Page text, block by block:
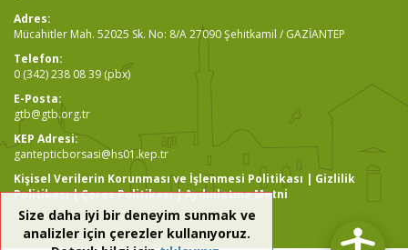
Adres:
Mücahitler Mah. 52025 Sk. No: 8/A 27090 Şehitkamil / GAZİANTEP
Telefon:
0 (342) 238 08 39 (pbx)
E-Posta:
gtb@gtb.org.tr
KEP Adresi:
gantepticborsasi@hs01.kep.tr
Kişisel Verilerin Korunması ve İşlenmesi Politikası | Gizlilik
Politikası|Çerez Politikası|Aydınlatma Metni
Size daha iyi bir deneyim sunmak ve
analizler için çerezler kullanıyoruz.